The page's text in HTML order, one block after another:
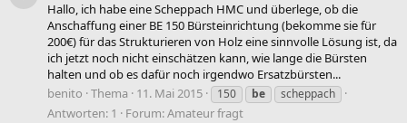
Hallo, ich habe eine Scheppach HMC und überlege, ob die
Anschaffung einer BE 150 Bürsteinrichtung (bekomme sie für
200€) für das Strukturieren von Holz eine sinnvolle Lösung ist, da
ich jetzt noch nicht einschätzen kann, wie lange die Bürsten
halten und ob es dafür noch irgendwo Ersatzbürsten...
benito Thema 11. Mai 2015 150 be scheppach
Antworten: 1 Forum:Amateur fragt